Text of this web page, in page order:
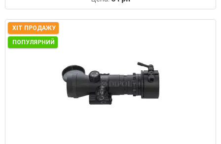
ХІТ ПРОДАЖУ
ПОПУЛЯРНИЙ